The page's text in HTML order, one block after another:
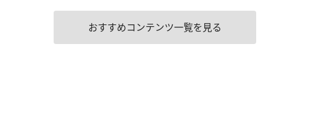
おすすめコンテンツ一覧を見る